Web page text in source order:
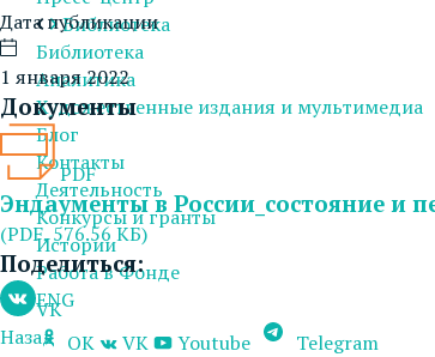
Библиотека
Библиотека
Аналитика
Художественные издания и мультимедиа
Блог
Контакты
Деятельность
Конкурсы и гранты
Истории
Работа в Фонде
ENG
OK
VK Youtube Telegram
Дата публикации
1 января 2022
Документы
PDF
Эндаументы в России_состояние и
(PDF, 576.56 КБ)
Поделиться:
VK
Назад